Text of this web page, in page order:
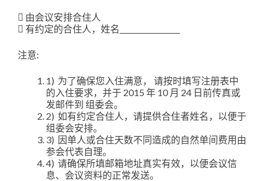
 由会议安排合住人
 有约定的合住人，姓名_________________
注意:
1) 为了确保您入住满意， 请按时填写注册表中
的入住要求，并于 2015 年 10 月 24 日前传真或
发邮件到 组委会。
2) 如有约定合住人，请提供合住者姓名，以便于
组委会安排。
3) 因单人或合住天数不同造成的自然单间费用由
参会代表自理。
4) 请确保所填邮箱地址真实有效，以便会议信
息、会议资料的正常发送。